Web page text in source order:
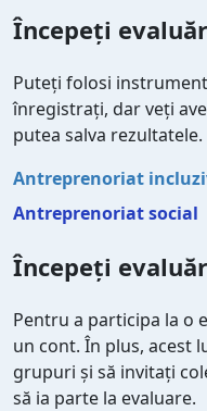
Începeți
Puteți folosi
înregistrați, dar veți
putea salva rezultatele.
Antreprenoriat
Antreprenoriat social
Începeți
Pentru a participa la o
un cont. În plus, acest
grupuri și să invitați
să ia parte la evaluare.